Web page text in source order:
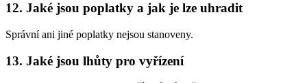
12. Jaké jsou poplatky a jak je lze uhradit
Správní ani jiné poplatky nejsou stanoveny.
13. Jaké jsou lhůty pro vyřízení